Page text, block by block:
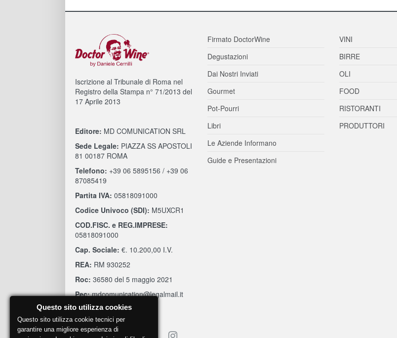
Iscrizione al Tribunale di Roma nel
Registro della Stampa n° 71/2013 del
17 Aprile 2013
Editore: MD COMUNICATION SRL
Sede Legale: PIAZZA SS APOSTOLI
81 00187 ROMA
Telefono: +39 06 5895156 / +39 06
87085419
Partita IVA: 05818091000
Codice Univoco (SDI): M5UXCR1
COD.FISC. e REG.IMPRESE:
05818091000
Cap. Sociale: €. 10.200,00 I.V.
REA: RM 930252
Roc: 36580 del 5 maggio 2021
Pec:mdcomunication@legalmail.it
Firmato DoctorWine
Degustazioni
Dai Nostri Inviati
Gourmet
Pot-Pourri
Libri
Le Aziende Informano
Guide e Presentazioni
VINI
BIRRE
OLI
FOOD
RISTORANTI
PRODUTTORI
Questo sito utilizza cookies
Questo sito utilizza cookie tecnici per
garantire una migliore esperienza di